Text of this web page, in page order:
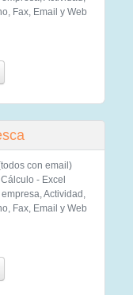
Fax, Email y Web
con email)
- Excel
Actividad,
Fax, Email y Web